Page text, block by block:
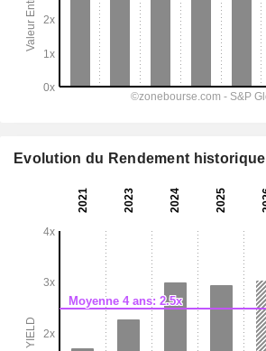
Evolution du Rendement historique